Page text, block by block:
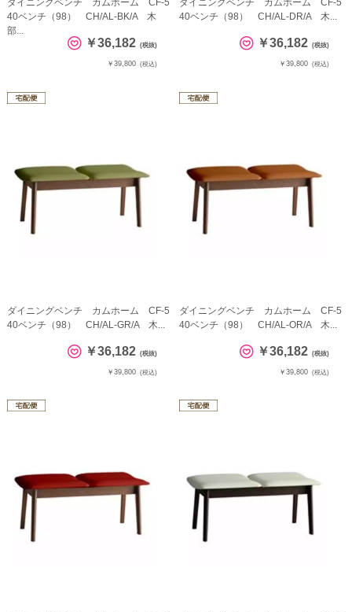
ダイニングベンチ カムホーム CF-5
40ベンチ（98） CH/AL-BK/A 木
部...
￥36,182 (税抜)
￥39,800 (税込)
ダイニングベンチ カムホーム CF-5
40ベンチ（98） CH/AL-DR/A 木...
￥36,182 (税抜)
￥39,800 (税込)
ダイニングベンチ カムホーム CF-5
40ベンチ（98） CH/AL-GR/A 木...
￥36,182 (税抜)
￥39,800 (税込)
ダイニングベンチ カムホーム CF-5
40ベンチ（98） CH/AL-OR/A 木...
￥36,182 (税抜)
￥39,800 (税込)